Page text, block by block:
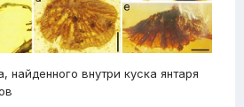
найденного внутри куска янтаря